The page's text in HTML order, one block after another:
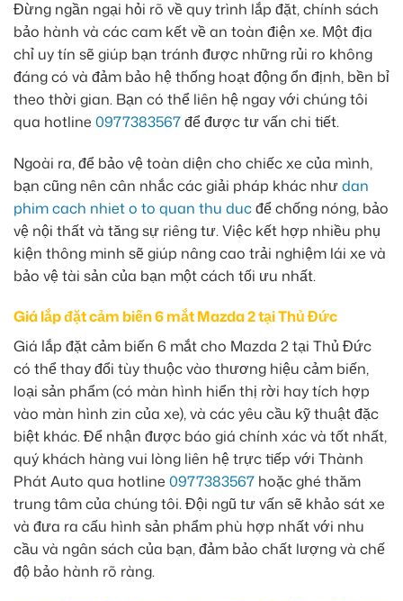
Đừng ngần ngại hỏi rõ về quy trình lắp đặt, chính sách
bảo hành và các cam kết về an toàn điện xe. Một địa
chỉ uy tín sẽ giúp bạn tránh được những rủi ro không
đáng có và đảm bảo hệ thống hoạt động ổn định, bền bỉ
theo thời gian. Bạn có thể liên hệ ngay với chúng tôi
qua hotline 0977383567để được tư vấn chi tiết.
Ngoài ra, để bảo vệ toàn diện cho chiếc xe của mình,
bạn cũng nên cân nhắc các giải pháp khác nhưdan
phim cach nhiet o to quan thu ducđể chống nóng, bảo
vệ nội thất và tăng sự riêng tư. Việc kết hợp nhiều phụ
kiện thông minh sẽ giúp nâng cao trải nghiệm lái xe và
bảo vệ tài sản của bạn một cách tối ưu nhất.
Giá lắp đặt cảm biến 6 mắt Mazda 2 tại Thủ Đức
Giá lắp đặt cảm biến 6 mắt cho Mazda 2 tại Thủ Đức
có thể thay đổi tùy thuộc vào thương hiệu cảm biến,
loại sản phẩm (có màn hình hiển thị rời hay tích hợp
vào màn hình zin của xe), và các yêu cầu kỹ thuật đặc
biệt khác. Để nhận được báo giá chính xác và tốt nhất,
quý khách hàng vui lòng liên hệ trực tiếp với Thành
Phát Auto qua hotline 0977383567 hoặc ghé thăm
trung tâm của chúng tôi. Đội ngũ tư vấn sẽ khảo sát xe
và đưa ra cấu hình sản phẩm phù hợp nhất với nhu
cầu và ngân sách của bạn, đảm bảo chất lượng và chế
độ bảo hành rõ ràng.